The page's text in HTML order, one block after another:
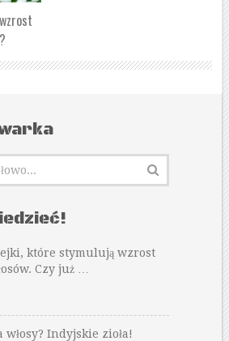
które stymulują wzrost
Czy już …
włosy? Indyjskie zioła!